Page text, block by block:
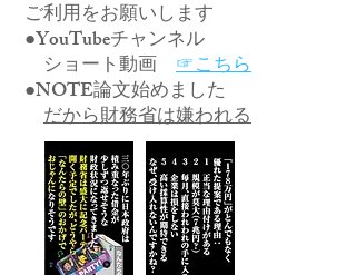
ご利用をお願いします
●YouTubeチャンネル
ショート動画 ☞こちら
●NOTE論文始めました
だから財務省は嫌われる